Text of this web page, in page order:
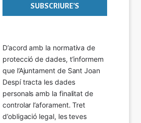
D’acord amb la normativa de
protecció de dades, t’informem
que l’Ajuntament de Sant Joan
Despí tracta les dades
personals amb la finalitat de
controlar l’aforament. Tret
d’obligació legal, les teves